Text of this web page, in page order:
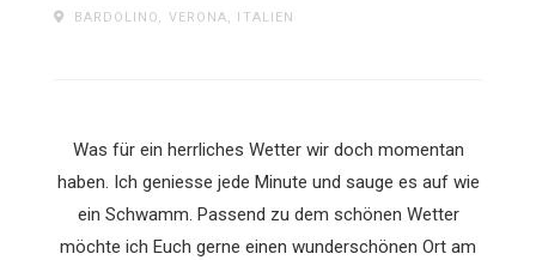
BARDOLINO, VERONA, ITALIEN
Was für ein herrliches Wetter wir doch momentan
haben. Ich geniesse jede Minute und sauge es auf wie
ein Schwamm. Passend zu dem schönen Wetter
möchte ich Euch gerne einen wunderschönen Ort am